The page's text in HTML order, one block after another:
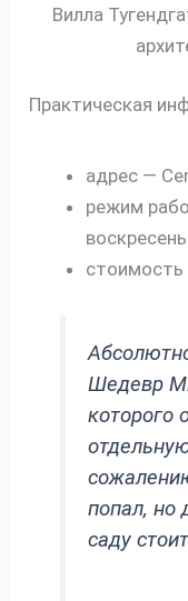
Вилла
Практическая
адрес —
режим
стоимость
Шедевр
которого
попал, но
саду